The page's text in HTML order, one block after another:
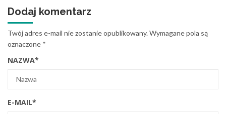
Dodaj komentarz
Twój adres e-mail nie zostanie opublikowany.Wymagane pola są
oznaczone *
NAZWA*
E-MAIL*